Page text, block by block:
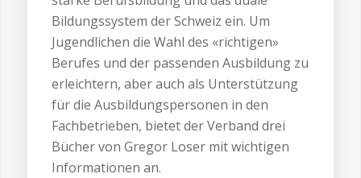
Bildungssystem der Schweiz ein. Um
Jugendlichen die Wahl des «richtigen»
Berufes und der passenden Ausbildung zu
erleichtern, aber auch als Unterstützung
für die Ausbildungspersonen in den
Fachbetrieben, bietet der Verband drei
Bücher von Gregor Loser mit wichtigen
Informationen an.